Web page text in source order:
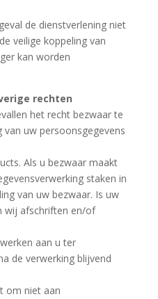
de dienstverlening niet
veilige koppeling van
kan worden
rechten
het recht bezwaar te
uw persoonsgegevens
Als u bezwaar maakt
staken in
van uw bezwaar. Is uw
wij afschriften en/of
aan u ter
de verwerking blijvend
om niet aan